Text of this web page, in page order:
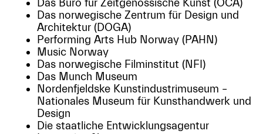
Das Büro für Zeitgenössische Kunst (OCA)
Das norwegische Zentrum für Design und
Architektur (DOGA)
Performing Arts Hub Norway (PAHN)
Music Norway
Das norwegische Filminstitut (NFI)
Das Munch Museum
Nordenfjeldske Kunstindustrimuseum –
Nationales Museum für Kunsthandwerk und
Design
Die staatliche Entwicklungsagentur